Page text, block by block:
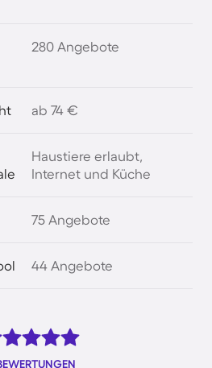
280 Angebote
ab 74 €
Haustiere erlaubt,
Internet und Küche
75 Angebote
44 Angebote